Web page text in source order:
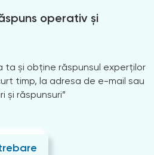
operativ și
ta și obține răspunsul experților
timp, la adresa de e-mail sau
și răspunsuri”